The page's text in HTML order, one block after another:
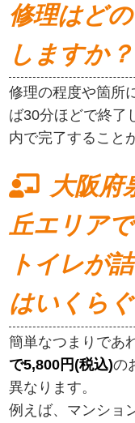
修理はど
しますか？
修理の程度や箇所
ば30分ほどで終了
内で完了すること
大阪府
丘エリアで
トイレが
はいくら
簡単なつまりであ
で5,800円(税込)の
異なります。
例えば、マンショ